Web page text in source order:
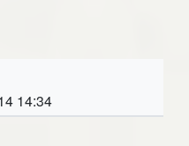
14:34